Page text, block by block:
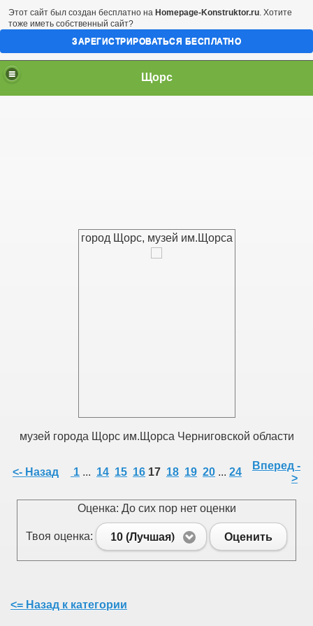
Щорс
город Щорс, музей им.Щорса
музей города Щорс им.Щорса Черниговской области
<- Назад 1 ... 14 15 16 17 18 19 20 ... 24
Вперед -
>
Оценка: До сих пор нет оценки
Твоя оценка: 10 (Лучшая) Оценить
<= Назад к категории
Этот сайт был создан бесплатно на Homepage-Konstruktor.ru. Хотите
тоже иметь собственный сайт?
ЗАРЕГИСТРИРОВАТЬСЯ БЕСПЛАТНО